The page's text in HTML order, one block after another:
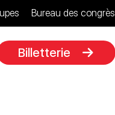
Bureau des congrès
Billetterie